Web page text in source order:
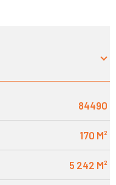
84490
170 M²
5 242 M²